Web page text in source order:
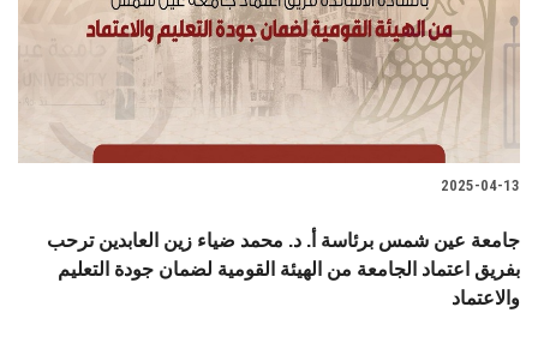
2025-04-13
جامعة عين شمس برئاسة أ. د. محمد ضياء زين العابدين ترحب
بفريق اعتماد الجامعة من الهيئة القومية لضمان جودة التعليم
والاعتماد